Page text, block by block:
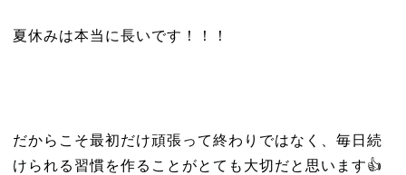
夏休みは本当に長いです！！！
だからこそ最初だけ頑張って終わりではなく、毎日続
けられる習慣を作ることがとても大切だと思います👍